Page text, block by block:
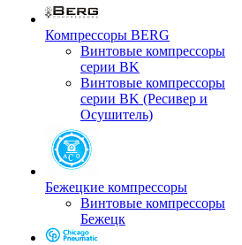
Компрессоры BERG
Винтовые компрессоры
серии BK
Винтовые компрессоры
серии BK (Ресивер и
Осушитель)
Бежецкие компрессоры
Винтовые компрессоры
Бежецк